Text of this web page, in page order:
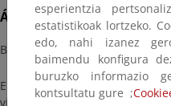
Área
Biodiversidad
El océano cubre más del
vida y sustento de la
esperientzia
estatistikoak lortzeko.
edo, nahi izanez
baimendu konfigura
buruzko informazio
kontsultatu gure ;